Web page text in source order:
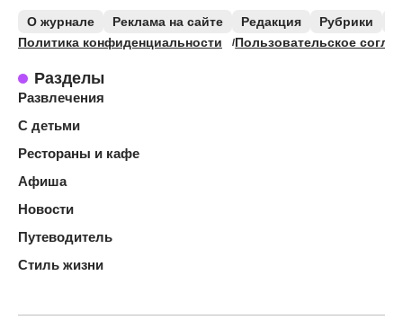
О журнале Реклама на сайте Редакция Рубрики
Политика конфиденциальности
Пользовательское
Разделы
Развлечения
С детьми
Рестораны и кафе
Афиша
Новости
Путеводитель
Стиль жизни